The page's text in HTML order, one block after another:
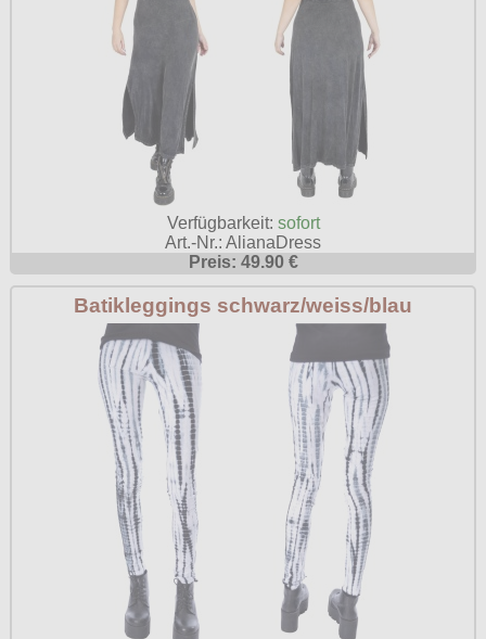
Verfügbarkeit: sofort
Art.-Nr.: AlianaDress
Preis: 49.90 €
Batikleggings schwarz/weiss/blau